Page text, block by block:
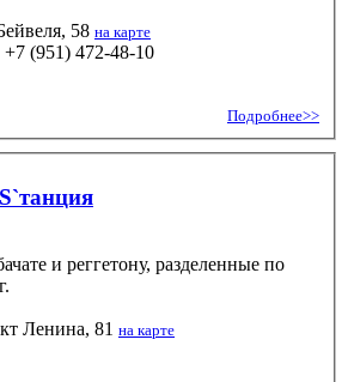
58 на карте
(951) 472-48-10
Подробнее>>
и реггетону, разделенные по
Ленина, 81 на карте